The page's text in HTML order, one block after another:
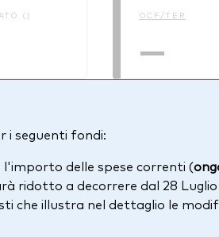
() OCF/TER
—
i seguenti fondi:
delle spese correnti (
ridotto a decorrere dal 28
che illustra nel dettaglio le